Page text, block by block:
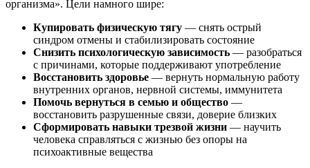
организма». Цели намного шире:
Купировать физическую тягу — снять острый
синдром отмены и стабилизировать состояние
Снизить психологическую зависимость — разобраться
с причинами, которые поддерживают употребление
Восстановить здоровье — вернуть нормальную работу
внутренних органов, нервной системы, иммунитета
Помочь вернуться в семью и общество —
восстановить разрушенные связи, доверие близких
Сформировать навыки трезвой жизни — научить
человека справляться с жизнью без опоры на
психоактивные вещества